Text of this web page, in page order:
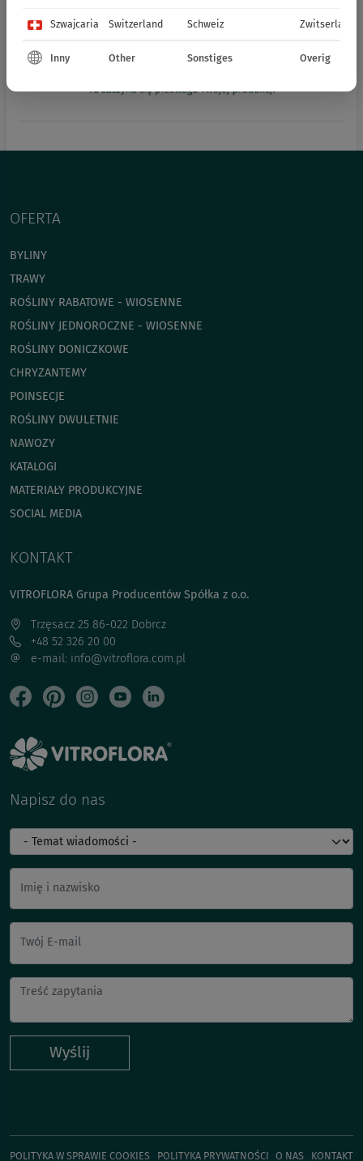
OFERTA
BYLINY
TRAWY
ROŚLINY RABATOWE - WIOSENNE
ROŚLINY JEDNOROCZNE - WIOSENNE
ROŚLINY DONICZKOWE
CHRYZANTEMY
POINSECJE
ROŚLINY DWULETNIE
NAWOZY
KATALOGI
MATERIAŁY PRODUKCYJNE
SOCIAL MEDIA
KONTAKT
VITROFLORA Grupa Producentów Spółka z o.o.
Trzęsacz 25 86-022 Dobrcz
+48 52 326 20 00
e-mail: info@vitroflora.com.pl
Napisz do nas
Imię i nazwisko
Twój E-mail
Wyślij
POLITYKA W SPRAWIE COOKIES POLITYKA PRYWATNOŚCI O NAS KONTAKT
Szwajcaria Switzerland Schweiz Zwitserland
Inny Other Sonstiges Overig